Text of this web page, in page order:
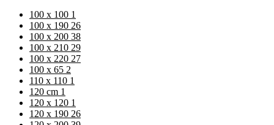
100 x 100 1
100 x 190 26
100 x 200 38
100 x 210 29
100 x 220 27
100 x 65 2
110 x 110 1
120 cm 1
120 x 120 1
120 x 190 26